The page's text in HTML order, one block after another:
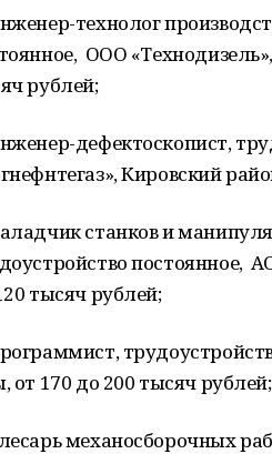
технолог
ООО
рублей;
дефектоскопист,
Кировский
станков и
постоянное,
тысяч рублей;
от 170 до 200 тысяч рублей;
механосборочных